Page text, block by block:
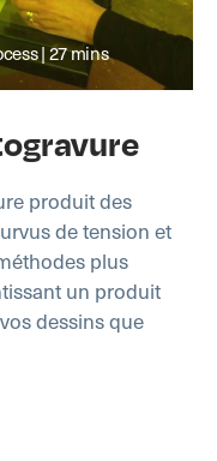
| 27 mins
produit des
de tension et
plus
un produit
dessins que